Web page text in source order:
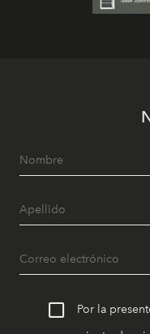
Por la